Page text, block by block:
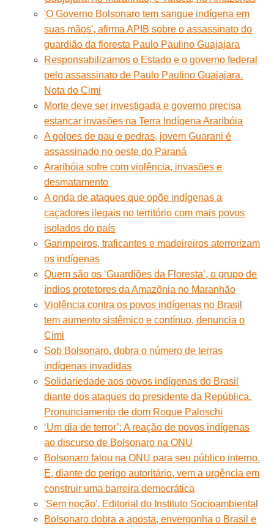
'O Governo Bolsonaro tem sangue indígena em
suas mãos', afirma APIB sobre o assassinato do
guardião da floresta Paulo Paulino Guajajara
Responsabilizamos o Estado e o governo federal
pelo assassinato de Paulo Paulino Guajajara.
Nota do Cimi
Morte deve ser investigada e governo precisa
estancar invasões na Terra Indígena Araribóia
A golpes de pau e pedras, jovem Guarani é
assassinado no oeste do Paraná
Araribóia sofre com violência, invasões e
desmatamento
A onda de ataques que opõe indígenas a
caçadores ilegais no território com mais povos
isolados do país
Garimpeiros, traficantes e madeireiros aterrorizam
os indígenas
Quem são os ‘Guardiões da Floresta’, o grupo de
índios protetores da Amazônia no Maranhão
Violência contra os povos indígenas no Brasil
tem aumento sistêmico e contínuo, denuncia o
Cimi
Sob Bolsonaro, dobra o número de terras
indígenas invadidas
Solidariedade aos povos indígenas do Brasil
diante dos ataques do presidente da República.
Pronunciamento de dom Roque Paloschi
‘Um dia de terror’: A reação de povos indígenas
ao discurso de Bolsonaro na ONU
Bolsonaro falou na ONU para seu público interno.
E, diante do perigo autoritário, vem a urgência em
construir uma barreira democrática
'Sem noção'. Editorial do Instituto Socioambiental
Bolsonaro dobra a aposta, envergonha o Brasil e